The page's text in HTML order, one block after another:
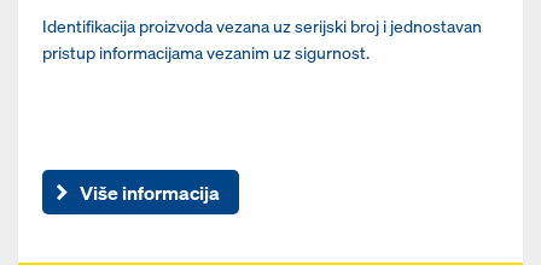
Identifikacija proizvoda vezana uz serijski broj i jednostavan
pristup informacijama vezanim uz sigurnost.
Više informacija